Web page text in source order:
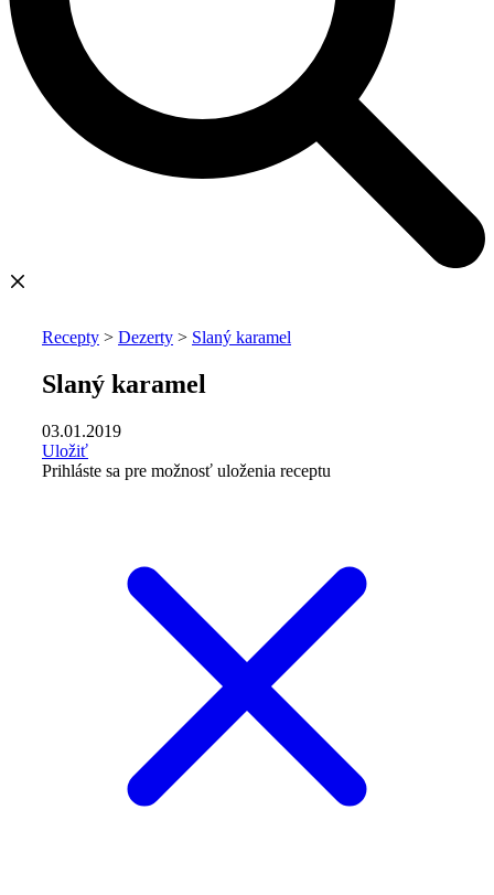
Recepty > Dezerty > Slaný karamel
Slaný karamel
03.01.2019
Uložiť
Prihláste sa pre možnosť uloženia receptu